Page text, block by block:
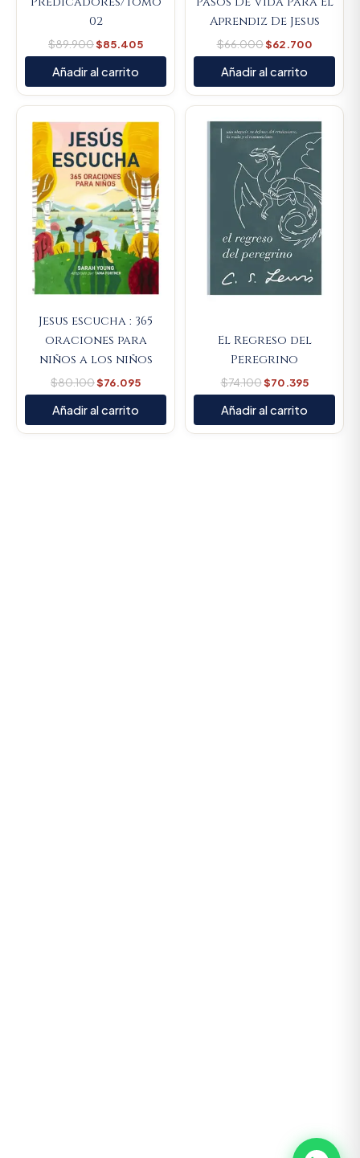
02
$89.900$85.405
Añadir al carrito
Aprendiz De Jesus
$66.000$62.700
Añadir al carrito
Jesus escucha : 365
oraciones para
niños a los niños
$80.100
price
was:
$80.100.
$76.095
Current
price
is:
Añadir al carrito
El Regreso del
Peregrino
$74.100
price
was:
$74.100.
$70.395
Current
price
is:
$70.395.
Añadir al carrito